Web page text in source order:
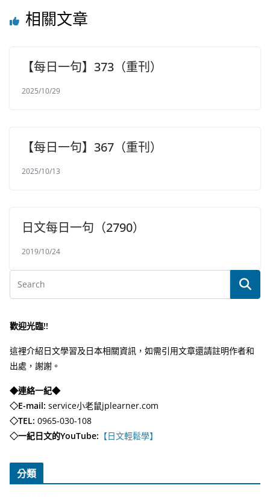
相關文章
【每日一句】373（重刊）
2025/10/29
【每日一句】367（重刊）
2025/10/13
日文每日一句（2790）
2019/10/24
歡迎光臨!!
這裡介紹日文學習及日本相關資訊，如需引用文章還請註明作者和
出處，謝謝。
◆連絡一紀◆
◇E-mail: service小老鼠jplearner.com
◇TEL: 0965-030-108
◇一紀日文的YouTube: 【日文輕鬆學】
分類